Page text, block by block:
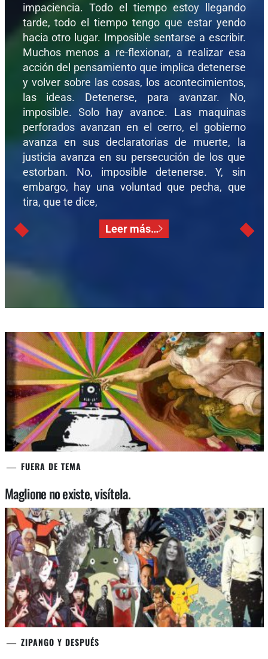
impaciencia. Todo el tiempo estoy llegando
tarde, todo el tiempo tengo que estar yendo
hacia otro lugar. Imposible sentarse a escribir.
Muchos menos a re-flexionar, a realizar esa
acción del pensamiento que implica detenerse
y volver sobre las cosas, los acontecimientos,
las ideas. Detenerse, para avanzar. No,
imposible. Solo hay avance. Las maquinas
perforados avanzan en el cerro, el gobierno
avanza en sus declaratorias de muerte, la
justicia avanza en su persecución de los que
estorban. No, imposible detenerse. Y, sin
embargo, hay una voluntad que pecha, que
tira, que te dice,
Leer más…
FUERA DE TEMA
Maglione no existe, visítela.
ZIPANGO Y DESPUÉS